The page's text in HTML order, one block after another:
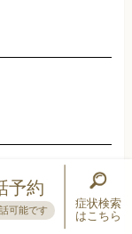
予約
可能です
症状検索
はこちら